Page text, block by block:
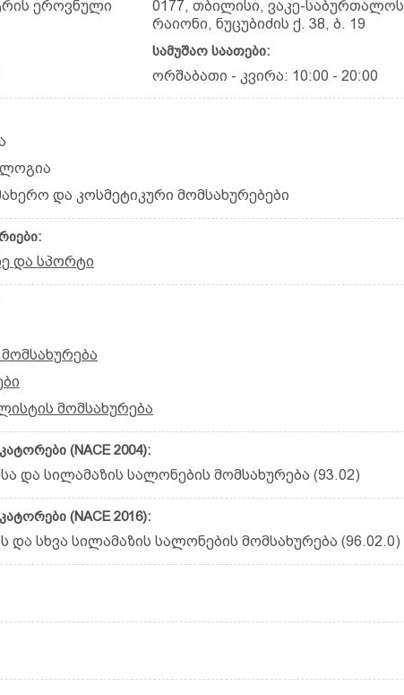
ეროვნული
0177, თბილისი, ვაკე-საბურთალოს
რაიონი, ნუცუბიძის ქ. 38, ბ. 19
სამუშაო საათები:
ორშაბათი - კვირა: 10:00 - 20:00
და კოსმეტიკური მომსახურებები
და სპორტი
მომსახურება
(NACE 2004):
და სილამაზის სალონების მომსახურება (93.02)
(NACE 2016):
და სხვა სილამაზის სალონების მომსახურება (96.02.0)